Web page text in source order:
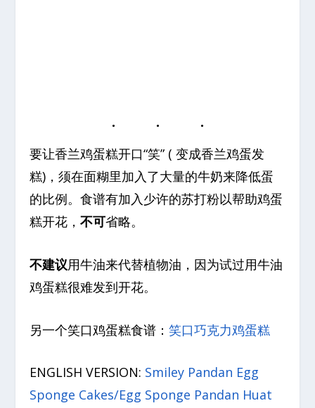
要让香兰鸡蛋糕开口“笑” ( 变成香兰鸡蛋发
糕)，须在面糊里加入了大量的牛奶来降低蛋
的比例。食谱有加入少许的苏打粉以帮助鸡蛋
糕开花，不可省略。
不建议用牛油来代替植物油，因为试过用牛油
鸡蛋糕很难发到开花。
另一个笑口鸡蛋糕食谱：笑口巧克力鸡蛋糕
ENGLISH VERSION: Smiley Pandan Egg
Sponge Cakes/Egg Sponge Pandan Huat